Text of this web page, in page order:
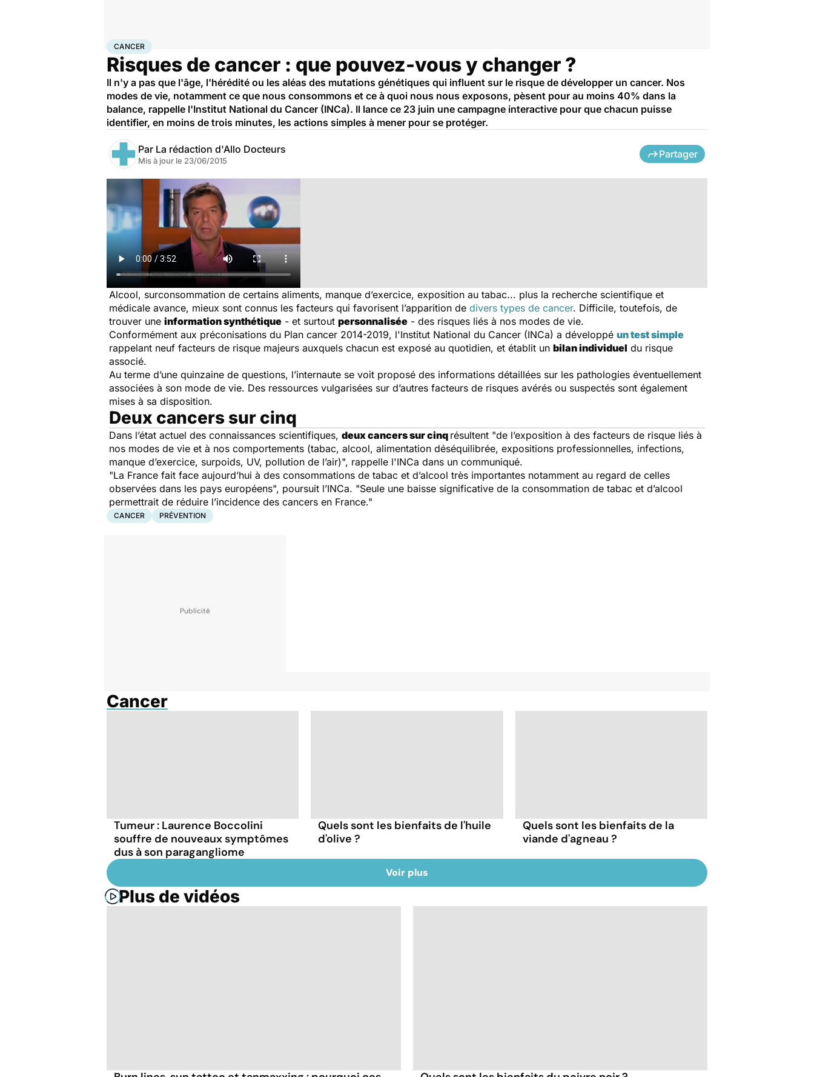
AccueilSanté
CANCER
Risques de cancer : que pouvez-vous y changer ?
Il n'y a pas que l'âge, l'hérédité ou les aléas des mutations génétiques qui influent sur le risque de développer un cancer. Nos
modes de vie, notamment ce que nous consommons et ce à quoi nous nous exposons, pèsent pour au moins 40% dans la
balance, rappelle l'Institut National du Cancer (INCa). Il lance ce 23 juin une campagne interactive pour que chacun puisse
identifier, en moins de trois minutes, les actions simples à mener pour se protéger.
Par La rédaction d'Allo Docteurs
Mis à jour le 23/06/2015
Partager
Alcool, surconsommation de certains aliments, manque d’exercice, exposition au tabac... plus la recherche scientifique et
médicale avance, mieux sont connus les facteurs qui favorisent l’apparition de divers types de cancer. Difficile, toutefois, de
trouver une information synthétique - et surtout personnalisée - des risques liés à nos modes de vie.
Conformément aux préconisations du Plan cancer 2014-2019, l'Institut National du Cancer (INCa) a développé un test simple
rappelant neuf facteurs de risque majeurs auxquels chacun est exposé au quotidien, et établit un bilan individuel du risque
associé.
Au terme d’une quinzaine de questions, l’internaute se voit proposé des informations détaillées sur les pathologies éventuellement
associées à son mode de vie. Des ressources vulgarisées sur d’autres facteurs de risques avérés ou suspectés sont également
mises à sa disposition.
Deux cancers sur cinq
Dans l’état actuel des connaissances scientifiques, deux cancers sur cinq résultent "de l’exposition à des facteurs de risque liés à
nos modes de vie et à nos comportements (tabac, alcool, alimentation déséquilibrée, expositions professionnelles, infections,
manque d’exercice, surpoids, UV, pollution de l’air)", rappelle l'INCa dans un communiqué.
"La France fait face aujourd’hui à des consommations de tabac et d’alcool très importantes notamment au regard de celles
observées dans les pays européens", poursuit l’INCa. "Seule une baisse significative de la consommation de tabac et d’alcool
permettrait de réduire l’incidence des cancers en France."
CANCER PRÉVENTION
Cancer
Tumeur : Laurence Boccolini
souffre de nouveaux symptômes
dus à son paragangliome
Quels sont les bienfaits de l'huile
d'olive ?
Quels sont les bienfaits de la
viande d'agneau ?
Voir plus
Plus de vidéos